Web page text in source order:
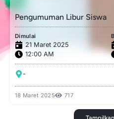
Pengumuman Libur Siswa
Dimulai
21 Maret 2025
12:00 AM
-
18 Maret 2025 717